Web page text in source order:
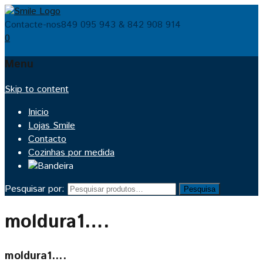
Contacte-nos849 095 943 & 842 908 914
0
Menu
Skip to content
Inicio
Lojas Smile
Contacto
Cozinhas por medida
Pesquisar por: Pesquisa
moldura1….
moldura1….